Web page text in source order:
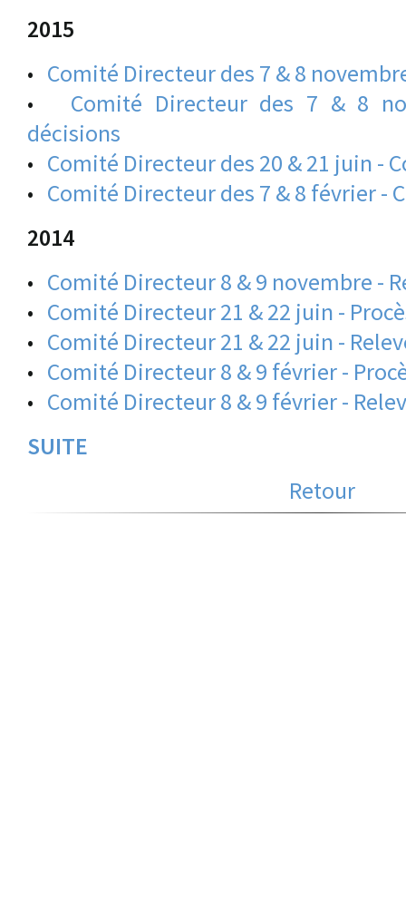
2015
• Comité Directeur des 7 & 8
• Comité Directeur des 7 & 8
décisions
• Comité Directeur des 20 & 21 juin -
• Comité Directeur des 7 & 8 février -
2014
• Comité Directeur 8 & 9 novembre -
• Comité Directeur 21 & 22 juin -
• Comité Directeur 21 & 22 juin -
• Comité Directeur 8 & 9 février -
• Comité Directeur 8 & 9 février -
SUITE
Retour